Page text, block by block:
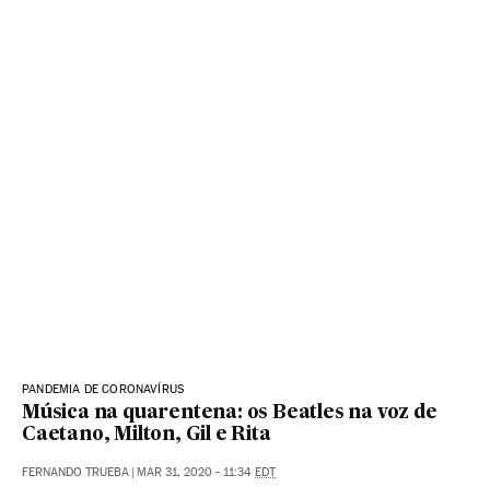
PANDEMIA DE CORONAVÍRUS
Música na quarentena: os Beatles na voz de
Caetano, Milton, Gil e Rita
FERNANDO TRUEBA | MAR 31, 2020 - 11:34 EDT